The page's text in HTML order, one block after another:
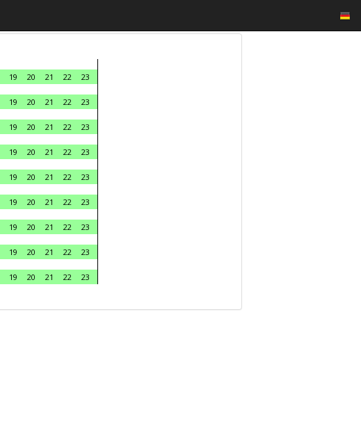
19 20 21 22
23
19 20 21 22
23
19 20 21 22
23
19 20 21 22
23
19 20 21 22
23
19 20 21 22
23
19 20 21 22
23
19 20 21 22
23
19 20 21 22
23